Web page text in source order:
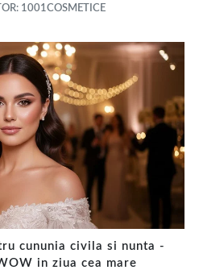
1001COSMETICE
cununia civila si nunta -
in ziua cea mare